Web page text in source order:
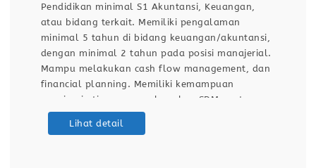
Pendidikan minimal S1 Akuntansi, Keuangan,
atau bidang terkait. Memiliki pengalaman
minimal 5 tahun di bidang keuangan/akuntansi,
dengan minimal 2 tahun pada posisi manajerial.
Mampu melakukan cash flow management, dan
financial planning. Memiliki kemampuan
memimpin tim, mengembangkan SDM, serta
melakukan evaluasi kinerja. Menguasai Microsoft
Excel dan sistem ERP/Software Akuntansi
Lihat detail